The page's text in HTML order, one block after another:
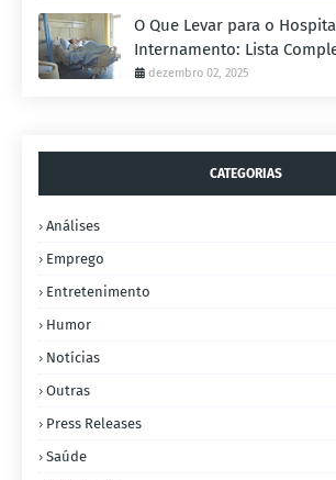
O Que Levar para o
Internamento: Lista
dezembro 02, 2025
CATEGORIAS
Análises
Emprego
Entretenimento
Humor
Notícias
Outras
Press Releases
Saúde